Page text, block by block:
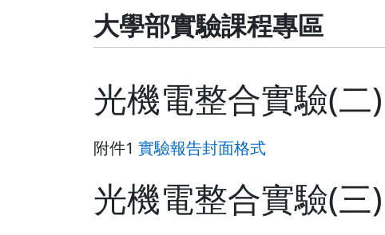
大學部實驗課程專區
光機電整合實驗(
附件1 實驗報告封面格式
光機電整合實驗(